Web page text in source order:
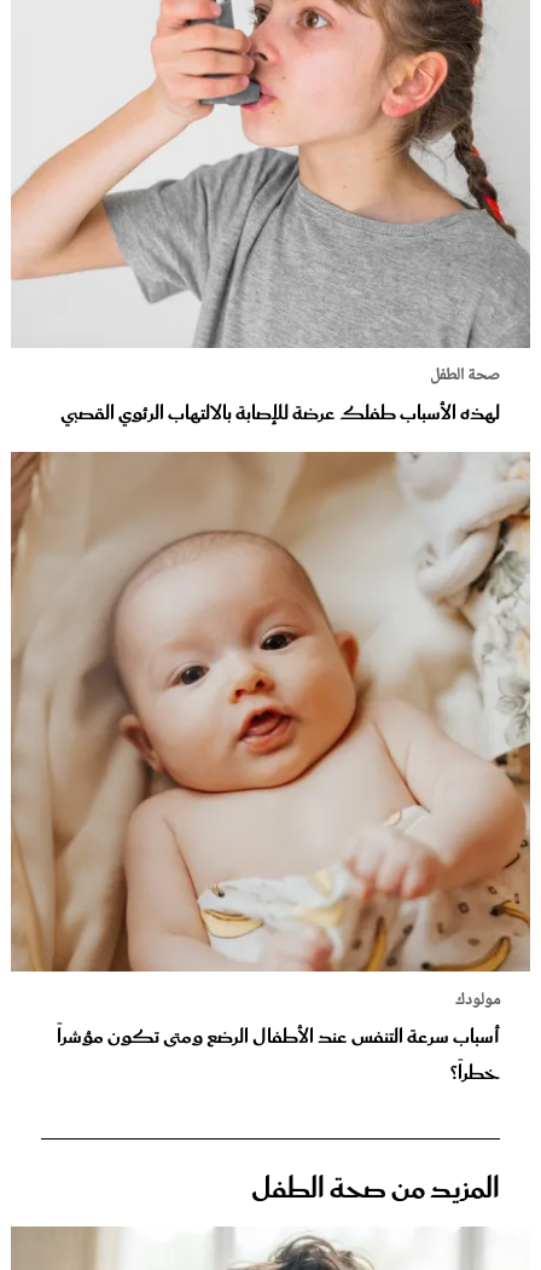
صحة الطفل
لهذه الأسباب طفلك عرضة للإصابة بالالتهاب الرئوي القصبي
مولودك
أسباب سرعة التنفس عند الأطفال الرضع ومتى تكون مؤشراً
خطراً؟
المزيد من صحة الطفل